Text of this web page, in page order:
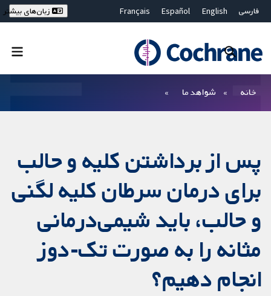
فارسی English
Español
Français
Bahasa Malaysia
ไทย
繁體中文
زبان‌های بیشتر
خانه شواهد ما
پس از برداشتن کلیه و حالب
برای درمان سرطان کلیه لگنی
و حالب، باید شیمی‌درمانی
مثانه را به صورت تک‌-دوز
انجام دهیم؟